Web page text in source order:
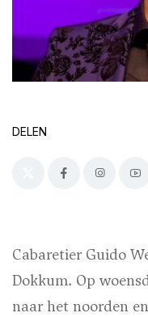
DELEN
Cabaretier Guido
Dokkum. Op
naar het noorden